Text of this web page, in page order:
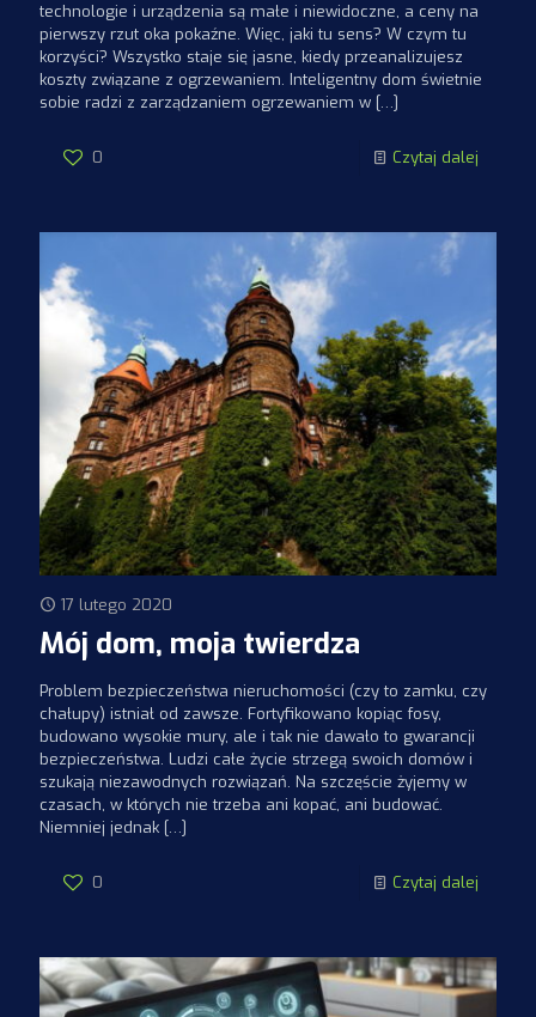
technologie i urządzenia są małe i niewidoczne, a ceny na
pierwszy rzut oka pokaźne. Więc, jaki tu sens? W czym tu
korzyści? Wszystko staje się jasne, kiedy przeanalizujesz
koszty związane z ogrzewaniem. Inteligentny dom świetnie
sobie radzi z zarządzaniem ogrzewaniem w […]
0 Czytaj dalej
17 lutego 2020
Mój dom, moja twierdza
Problem bezpieczeństwa nieruchomości (czy to zamku, czy
chałupy) istniał od zawsze. Fortyfikowano kopiąc fosy,
budowano wysokie mury, ale i tak nie dawało to gwarancji
bezpieczeństwa. Ludzi całe życie strzegą swoich domów i
szukają niezawodnych rozwiązań. Na szczęście żyjemy w
czasach, w których nie trzeba ani kopać, ani budować.
Niemniej jednak […]
0 Czytaj dalej